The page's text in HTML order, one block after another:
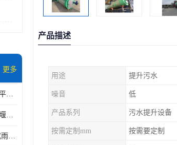
更多
大连高压水力清洗毛刷水平自清洁滚刷 水力自动冲洗系统 水力清洗
成都液动旋转式堰门旋转堰门 自动控制 SUS304
玻璃钢预制检查井 装配式雨水污水井 初期弃流井 源头厂家
产品描述
用途 提升污水
噪音 低
产品系列 污水提升设备
按需定制mm 按需要定制